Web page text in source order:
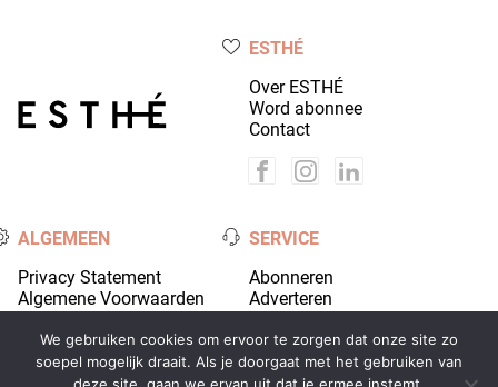
ESTHÉ
Over ESTHÉ
Word abonnee
Contact
ALGEMEEN
Privacy Statement
Algemene Voorwaarden
SERVICE
Abonneren
Adverteren
We gebruiken cookies om ervoor te zorgen dat onze site zo
soepel mogelijk draait. Als je doorgaat met het gebruiken van
deze site, gaan we ervan uit dat je ermee instemt.